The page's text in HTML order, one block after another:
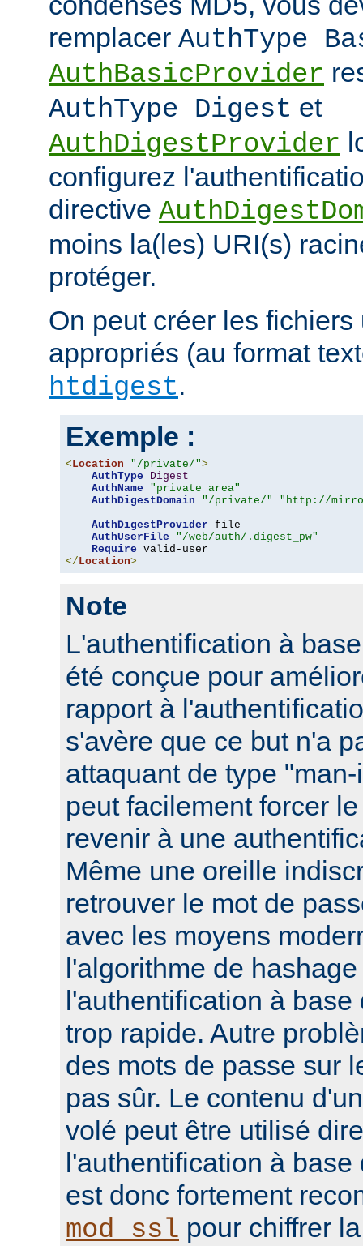
remplacer AuthType
AuthBasicProvider
AuthType Digest et
AuthDigestProvider
configurez
directive
moins la(les) URI(s)
protéger.
On peut créer les fichiers
appropriés (au format
htdigest.
Exemple :
< Location "/private/">
AuthType
Digest
AuthName
"private area"
AuthDigestDomain
"/private/"
"http://
AuthDigestProvider file
AuthUserFile
"/web/auth/.digest_pw"
Require
</ Location>
Note
L'authentification à
été conçue pour
rapport à
s'avère que ce but n'a
attaquant de type
peut facilement forcer
revenir à une
Même une oreille
retrouver le mot de
avec les moyens
l'algorithme de
l'authentification à
trop rapide. Autre
des mots de passe sur
pas sûr. Le contenu
volé peut être utilisé
l'authentification à base
est donc fortement
mod_ssl pour chiffrer